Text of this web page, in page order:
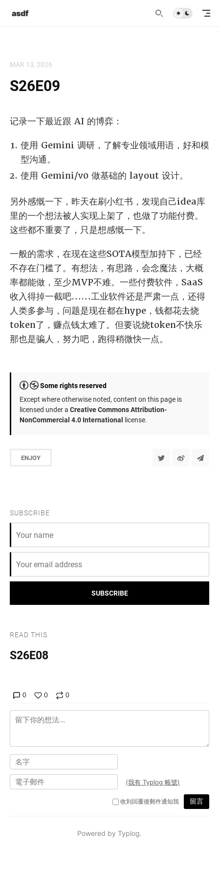
asdf
MAR 13, 2026
S26E09
记录一下最近跟 AI 的博弈：
使用 Gemini 调研，了解专业领域用语，好和模
型沟通。
使用 Gemini/v0 做基础的 layout 设计。
另外感慨一下，昨天在刷小红书，发现自己idea库
里的一个想法被人实现上架了，也做了功能付费。
这些都不重要了，只是想感慨一下。
一般的需求，在现在这些SOTA模型加持下，已经
不存在门槛了。有想法，有思路，会念魔法，大概
率都能做，至少MVP不难。一些付费软件，SaaS
收入得掉一截吧……工业软件还是严肃一点，还得
人类多参与，问题是现在都在hype，钱都花去烧
token了，赚点钱太难了。但要说烧token不快乐
那也是骗人，努力吧，跑得稍微快一点。
Some rights reserved
Except where otherwise noted, content on this page is
licensed under a Creative Commons Attribution-
NonCommercial 4.0 International license.
ENJOY
SUBSCRIBE
SUBSCRIBE
READ THIS
S26E08